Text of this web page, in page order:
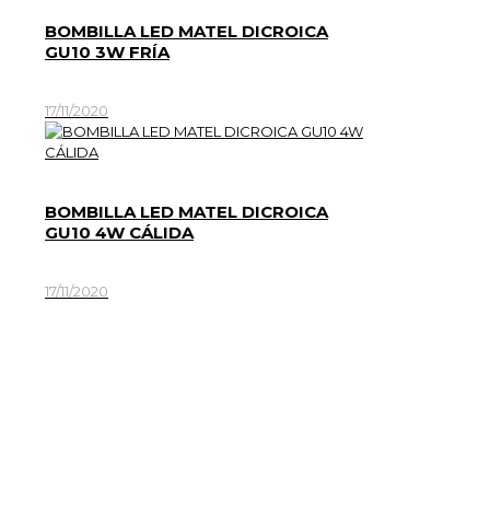
BOMBILLA LED MATEL DICROICA
GU10 3W FRÍA
17/11/2020
BOMBILLA LED MATEL DICROICA
GU10 4W CÁLIDA
17/11/2020